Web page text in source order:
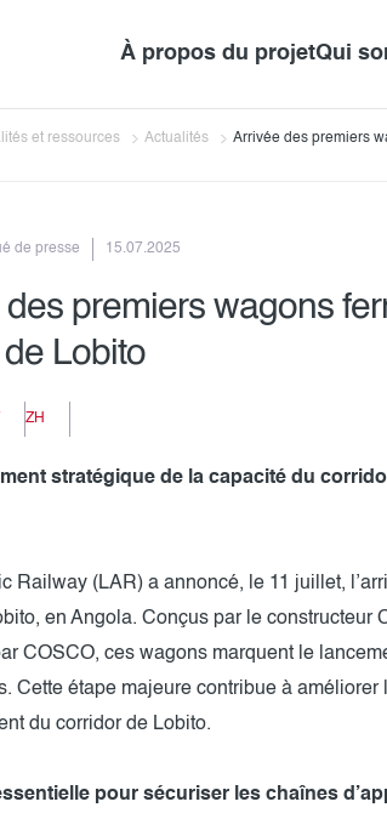
À propos du projetQui
et ressources Actualités Arrivée des premiers
de presse 15.07.2025
premiers wagons
Lobito
ZH
stratégique de la capacité du
Railway (LAR) a annoncé, le 11 juillet,
en Angola. Conçus par le
COSCO, ces wagons marquent le
Cette étape majeure contribue à
du corridor de Lobito.
pour sécuriser les chaînes